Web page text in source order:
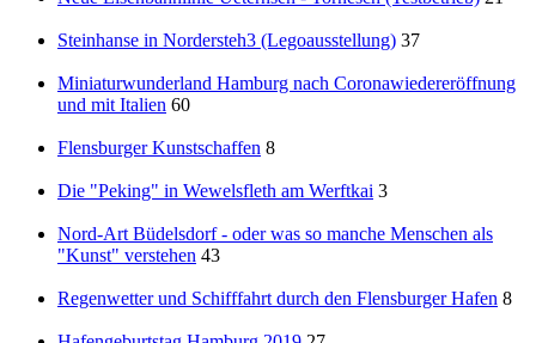
Steinhanse in Nordersteh3 (Legoausstellung) 37
Miniaturwunderland Hamburg nach Coronawiedereröffnung
und mit Italien 60
Flensburger Kunstschaffen 8
Die "Peking" in Wewelsfleth am Werftkai 3
Nord-Art Büdelsdorf - oder was so manche Menschen als
"Kunst" verstehen 43
Regenwetter und Schifffahrt durch den Flensburger Hafen 8